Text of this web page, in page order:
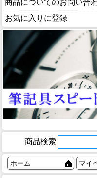
商品についてのお問い合
お気に入りに登録
商品検索
ホーム マイ